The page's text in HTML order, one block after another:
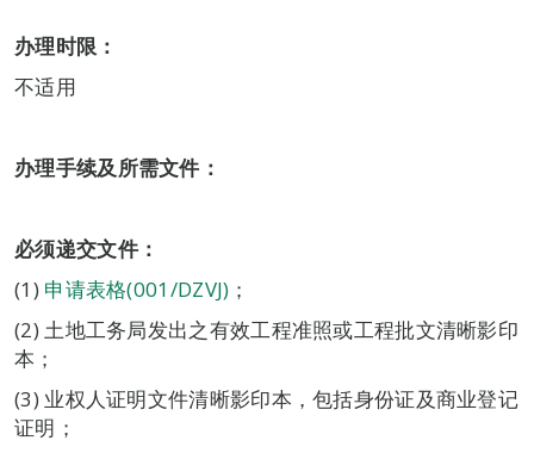
办理时限：
不适用
办理手续及所需文件：
必须递交文件：
(1) 申请表格(001/DZVJ) ；
(2) 土地工务局发出之有效工程准照或工程批文清晰影印
本；
(3) 业权人证明文件清晰影印本，包括身份证及商业登记
证明；